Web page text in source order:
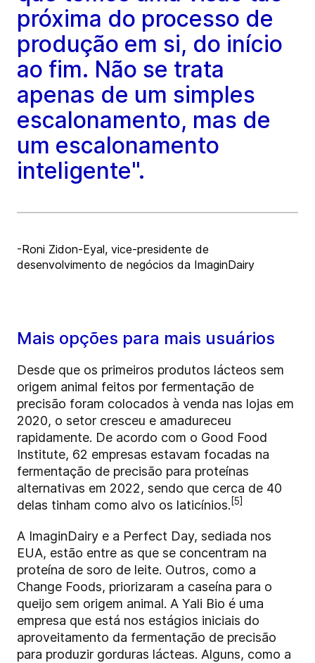
próxima do processo de
produção em si, do início
ao fim. Não se trata
apenas de um simples
escalonamento, mas de
um escalonamento
inteligente".
-Roni Zidon-Eyal, vice-presidente de
desenvolvimento de negócios da ImaginDairy
Mais opções para mais usuários
Desde que os primeiros produtos lácteos sem
origem animal feitos por fermentação de
precisão foram colocados à venda nas lojas em
2020, o setor cresceu e amadureceu
rapidamente. De acordo com o Good Food
Institute, 62 empresas estavam focadas na
fermentação de precisão para proteínas
alternativas em 2022, sendo que cerca de 40
delas tinham como alvo os laticínios. [5]
A ImaginDairy e a Perfect Day, sediada nos
EUA, estão entre as que se concentram na
proteína de soro de leite. Outros, como a
Change Foods, priorizaram a caseína para o
queijo sem origem animal. A Yali Bio é uma
empresa que está nos estágios iniciais do
aproveitamento da fermentação de precisão
para produzir gorduras lácteas. Alguns, como a